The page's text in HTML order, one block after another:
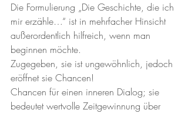
Die Formulierung „Die Geschichte, die ich
mir erzähle…“ ist in mehrfacher Hinsicht
außerordentlich hilfreich, wenn man
beginnen möchte.
Zugegeben, sie ist ungewöhnlich, jedoch
eröffnet sie Chancen!
Chancen für einen inneren Dialog; sie
bedeutet wertvolle Zeitgewinnung über